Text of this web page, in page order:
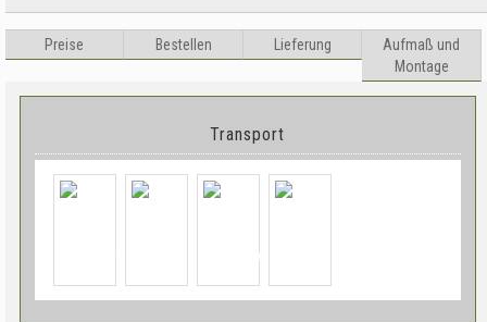
Preise Bestellen Lieferung Aufmaß und
Montage
Transport